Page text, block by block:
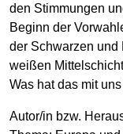
den Stimmungen
Beginn der
der Schwarzen und
weißen
Was hat das mit
Autor/in bzw.